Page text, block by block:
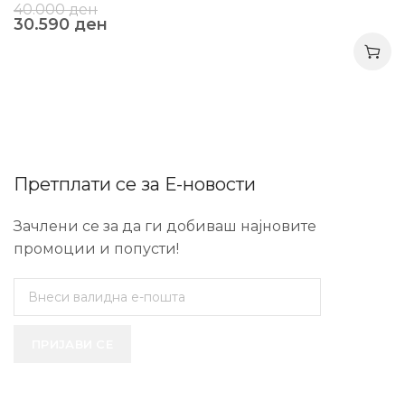
40.000ден
30.590 ден
Претплати се за Е-новости
Зачлени се за да ги добиваш најновите
промоции и попусти!